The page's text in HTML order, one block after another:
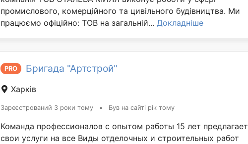
промислового, комерційного та цивільного будівництва. Ми
працюємо офіційно: ТОВ на загальній... Докладніше
PRO Бригада "Артстрой"
Харків
Зареєстрований 3 роки тому • Був на сайті рік тому
Команда профессионалов с опытом работы 15 лет предлагает
свои услуги на все Виды отделочных и строительных работ